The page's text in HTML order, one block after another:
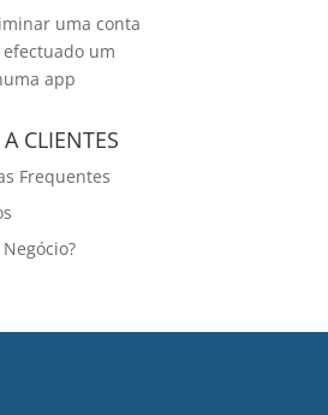
uma conta
um
app
CLIENTES
Frequentes